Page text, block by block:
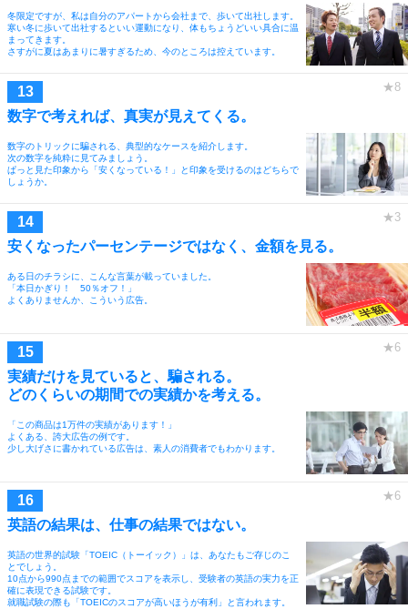
冬限定ですが、私は自分のアパートから会社まで、歩いて出社します。
寒い冬に歩いて出社するといい運動になり、体もちょうどいい具合に温
まってきます。
さすがに夏はあまりに暑すぎるため、今のところは控えています。
数字で考えれば、真実が見えてくる。
数字のトリックに騙される、典型的なケースを紹介します。
次の数字を純粋に見てみましょう。
ぱっと見た印象から「安くなっている！」と印象を受けるのはどちらで
しょうか。
安くなったパーセンテージではなく、金額を見る。
ある日のチラシに、こんな言葉が載っていました。
「本日かぎり！ 50％オフ！」
よくありませんか、こういう広告。
実績だけを見ていると、騙される。
どのくらいの期間での実績かを考える。
「この商品は1万件の実績があります！」
よくある、誇大広告の例です。
少し大げさに書かれている広告は、素人の消費者でもわかります。
英語の結果は、仕事の結果ではない。
英語の世界的試験「TOEIC（トーイック）」は、あなたもご存じのこ
とでしょう。
10点から990点までの範囲でスコアを表示し、受験者の英語の実力を正
確に表現できる試験です。
就職試験の際も「TOEICのスコアが高いほうが有利」と言われます。